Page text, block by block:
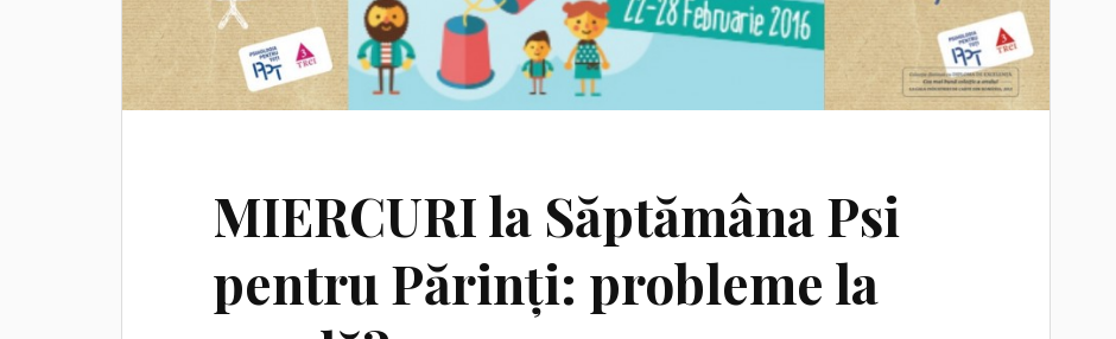
MIERCURI la Săptămâna Psi
pentru Părinți: probleme la